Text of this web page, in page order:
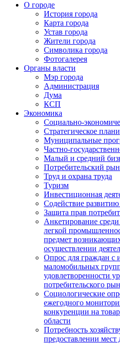
О городе
История города
Карта города
Устав города
Жители города
Символика города
Фотогалерея
Органы власти
Мэр города
Администрация
Дума
КСП
Экономика
Социально-
Стратегическое
Муниципальные
Частно-
Малый и средний
Потребительский
Труд и охрана труда
Туризм
Инвестиционная
Содействие
Защита прав
Анкетирование
легкой
предмет
осуществлении
Опрос для граждан с
маломобильных
удовлетворенности
потребительского
Социологические
ежегодного
конкуренции на
области
Потребность
предоставлении мест